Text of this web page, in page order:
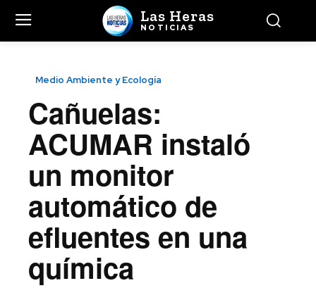
Las Heras
NOTICIAS
Medio Ambiente y Ecología
Cañuelas:
ACUMAR instaló
un monitor
automático de
efluentes en una
química